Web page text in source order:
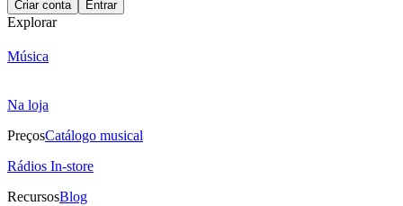
Criar conta Entrar
Explorar
Música
Na loja
PreçosCatálogo musical
Rádios In-store
RecursosBlog